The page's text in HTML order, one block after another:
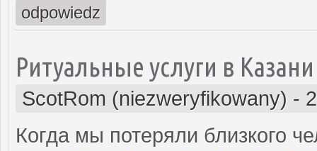
odpowiedz
Ритуальные услуги в Казани
ScotRom (niezweryfikowany) -
Когда мы потеряли близкого